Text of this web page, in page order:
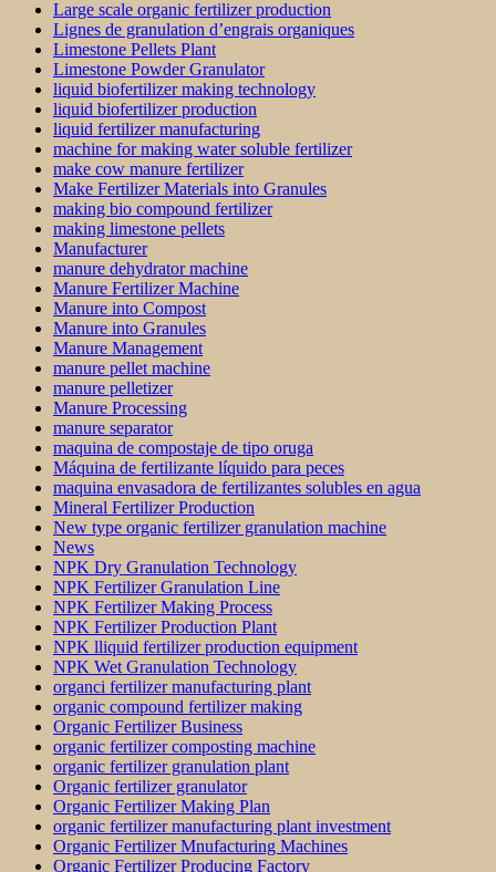
Large scale organic fertilizer production
Lignes de granulation d’engrais organiques
Limestone Pellets Plant
Limestone Powder Granulator
liquid biofertilizer making technology
liquid biofertilizer production
liquid fertilizer manufacturing
machine for making water soluble fertilizer
make cow manure fertilizer
Make Fertilizer Materials into Granules
making bio compound fertilizer
making limestone pellets
Manufacturer
manure dehydrator machine
Manure Fertilizer Machine
Manure into Compost
Manure into Granules
Manure Management
manure pellet machine
manure pelletizer
Manure Processing
manure separator
maquina de compostaje de tipo oruga
Máquina de fertilizante líquido para peces
maquina envasadora de fertilizantes solubles en agua
Mineral Fertilizer Production
New type organic fertilizer granulation machine
News
NPK Dry Granulation Technology
NPK Fertilizer Granulation Line
NPK Fertilizer Making Process
NPK Fertilizer Production Plant
NPK lliquid fertilizer production equipment
NPK Wet Granulation Technology
organci fertilizer manufacturing plant
organic compound fertilizer making
Organic Fertilizer Business
organic fertilizer composting machine
organic fertilizer granulation plant
Organic fertilizer granulator
Organic Fertilizer Making Plan
organic fertilizer manufacturing plant investment
Organic Fertilizer Mnufacturing Machines
Organic Fertilizer Producing Factory